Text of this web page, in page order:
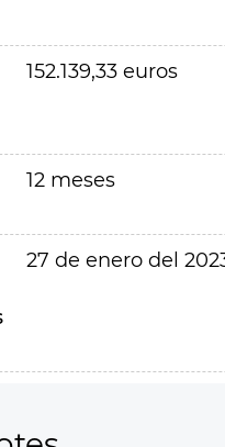
152.139,33 euros
12 meses
27 de enero del